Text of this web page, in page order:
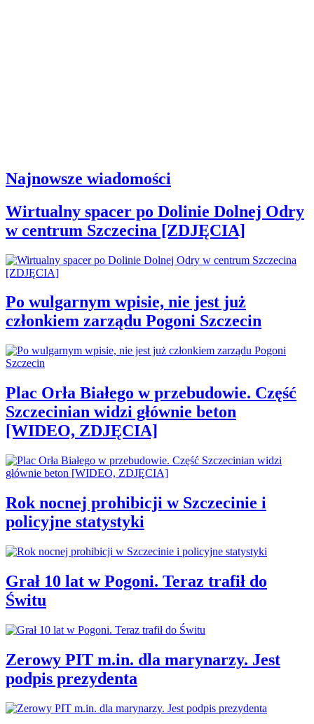
Najnowsze wiadomości
Wirtualny spacer po Dolinie Dolnej Odry
w centrum Szczecina [ZDJĘCIA]
Po wulgarnym wpisie, nie jest już
członkiem zarządu Pogoni Szczecin
Plac Orła Białego w przebudowie. Część
Szczecinian widzi głównie beton
[WIDEO, ZDJĘCIA]
Rok nocnej prohibicji w Szczecinie i
policyjne statystyki
Grał 10 lat w Pogoni. Teraz trafił do
Świtu
Zerowy PIT m.in. dla marynarzy. Jest
podpis prezydenta